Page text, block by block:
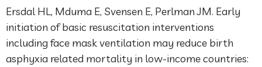
Ersdal HL, Mduma E, Svensen E, Perlman JM. Early
initiation of basic resuscitation interventions
including face mask ventilation may reduce birth
asphyxia related mortality in low-income countries: